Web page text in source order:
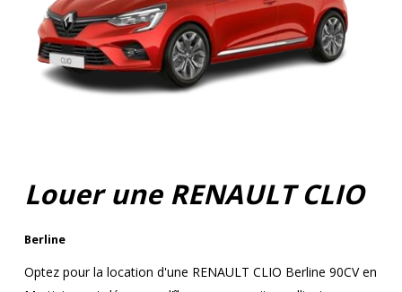
Louer une RENAULT CLIO
Berline
Optez pour la location d'une RENAULT CLIO Berline 90CV en